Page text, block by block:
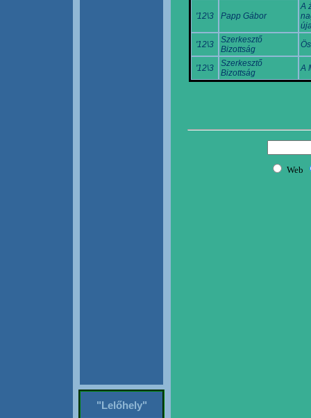
"Lelőhely"
'12\3 Papp Gábor
A
'12\3
Szerkesztő
Bizottság
'12\3
Szerkesztő
Bizottság
A